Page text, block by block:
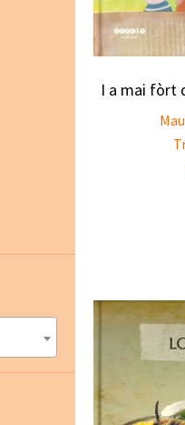
I a mai fòrt